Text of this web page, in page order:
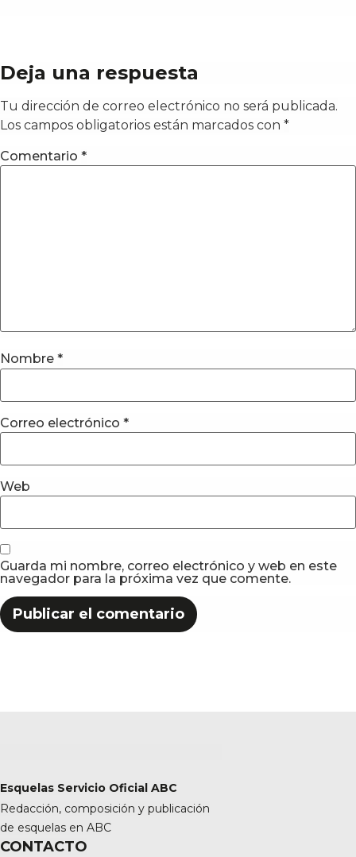
Deja una respuesta
Tu dirección de correo electrónico no será publicada.
Los campos obligatorios están marcados con *
Comentario *
Nombre *
Correo electrónico *
Web
Guarda mi nombre, correo electrónico y web en este
navegador para la próxima vez que comente.
Esquelas Servicio Oficial ABC
Redacción, composición y publicación
de esquelas en ABC
CONTACTO